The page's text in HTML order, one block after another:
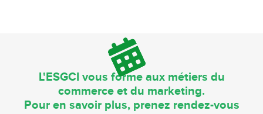
L'ESGCI vous forme aux métiers du
commerce et du marketing.
Pour en savoir plus, prenez rendez-vous